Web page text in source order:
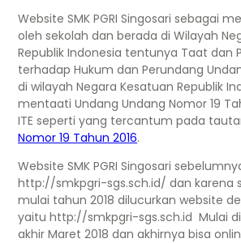
Website SMK PGRI Singosari sebagai
oleh sekolah dan berada di Wilayah
Republik Indonesia tentunya Taat dan
terhadap Hukum dan Perundang
di wilayah Negara Kesatuan Republik
mentaati Undang Undang Nomor 19
ITE seperti yang tercantum pada
Nomor 19 Tahun 2016.
Website SMK PGRI Singosari
http://smkpgri-sgs.sch.id/ dan karena
mulai tahun 2018 dilucurkan website
yaitu http://smkpgri-sgs.sch.id Mulai
akhir Maret 2018 dan akhirnya bisa